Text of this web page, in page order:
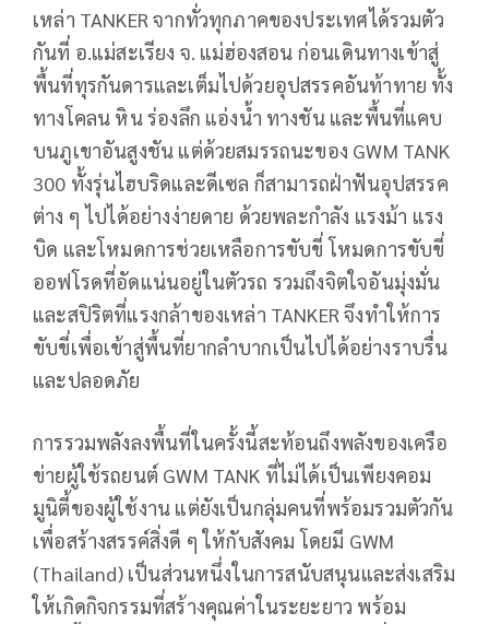
เหล่า TANKER จากทั่วทุกภาคของประเทศได้รวมตัว
กันที่ อ.แม่สะเรียง จ. แม่ฮ่องสอน ก่อนเดินทางเข้าสู่
พื้นที่ทุรกันดารและเต็มไปด้วยอุปสรรคอันท้าทาย ทั้ง
ทางโคลน หิน ร่องลึก แอ่งน้ำ ทางชัน และพื้นที่แคบ
บนภูเขาอันสูงชัน แต่ด้วยสมรรถนะของ GWM TANK
300 ทั้งรุ่นไฮบริดและดีเซล ก็สามารถฝ่าฟันอุปสรรค
ต่าง ๆ ไปได้อย่างง่ายดาย ด้วยพละกำลัง แรงม้า แรง
บิด และโหมดการช่วยเหลือการขับขี่ โหมดการขับขี่
ออฟโรดที่อัดแน่นอยู่ในตัวรถ รวมถึงจิตใจอันมุ่งมั่น
และสปิริตที่แรงกล้าของเหล่า TANKER จึงทำให้การ
ขับขี่เพื่อเข้าสู่พื้นที่ยากลำบากเป็นไปได้อย่างราบรื่น
และปลอดภัย
การรวมพลังลงพื้นที่ในครั้งนี้สะท้อนถึงพลังของเครือ
ข่ายผู้ใช้รถยนต์ GWM TANK ที่ไม่ได้เป็นเพียงคอม
มูนิตี้ของผู้ใช้งาน แต่ยังเป็นกลุ่มคนที่พร้อมรวมตัวกัน
เพื่อสร้างสรรค์สิ่งดี ๆ ให้กับสังคม โดยมี GWM
(Thailand) เป็นส่วนหนึ่งในการสนับสนุนและส่งเสริม
ให้เกิดกิจกรรมที่สร้างคุณค่าในระยะยาว พร้อม